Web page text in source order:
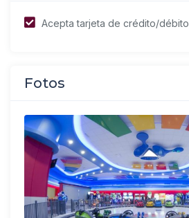
Acepta tarjeta de crédito/débito
Fotos